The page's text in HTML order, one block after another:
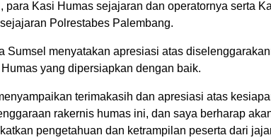
para Kasi Humas sejajaran dan operatornya serta
Polrestabes Palembang.
Sumsel menyatakan apresiasi atas
yang dipersiapkan dengan baik.
terimakasih dan apresiasi atas
rakernis humas ini, dan saya berharap
pengetahuan dan ketrampilan peserta dari